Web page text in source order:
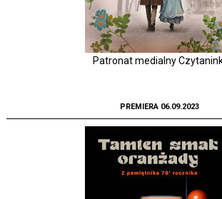
Patronat medialny
PREMIERA 06.09.2023